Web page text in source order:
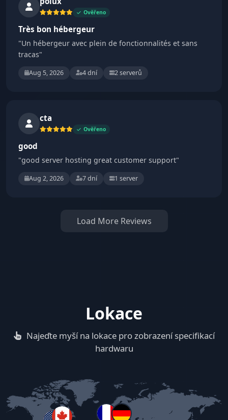
Ověřeno
Très bon hébergeur
"Un hébergeur avec plein de fonctionnalités et sans
tracas"
Aug 5, 2026 4 dní 2 serverů
cta
Ověřeno
good
"good server hosting great customer support"
Aug 2, 2026 7 dní 1 server
Load More Reviews
Lokace
Najeďte myší na lokace pro zobrazení specifikací
hardwaru